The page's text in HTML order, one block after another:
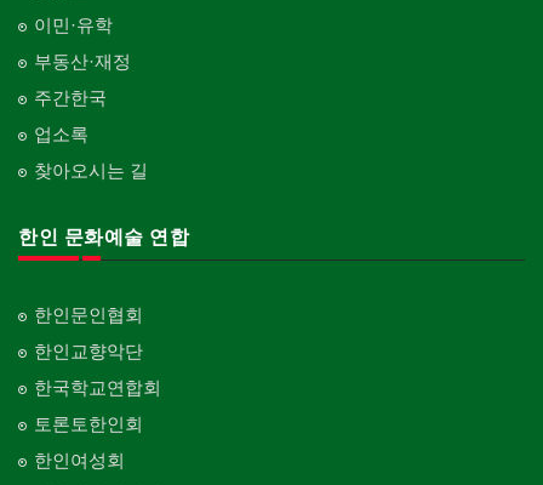
이민·유학
부동산·재정
주간한국
업소록
찾아오시는 길
한인 문화예술 연합
한인문인협회
한인교향악단
한국학교연합회
토론토한인회
한인여성회